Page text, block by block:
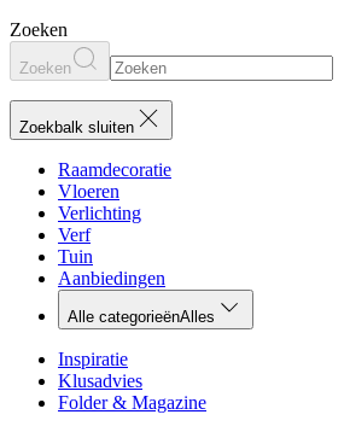
Zoeken
Zoeken
Zoekbalk sluiten
Raamdecoratie
Vloeren
Verlichting
Verf
Tuin
Aanbiedingen
Alle categorieënAlles
Inspiratie
Klusadvies
Folder & Magazine